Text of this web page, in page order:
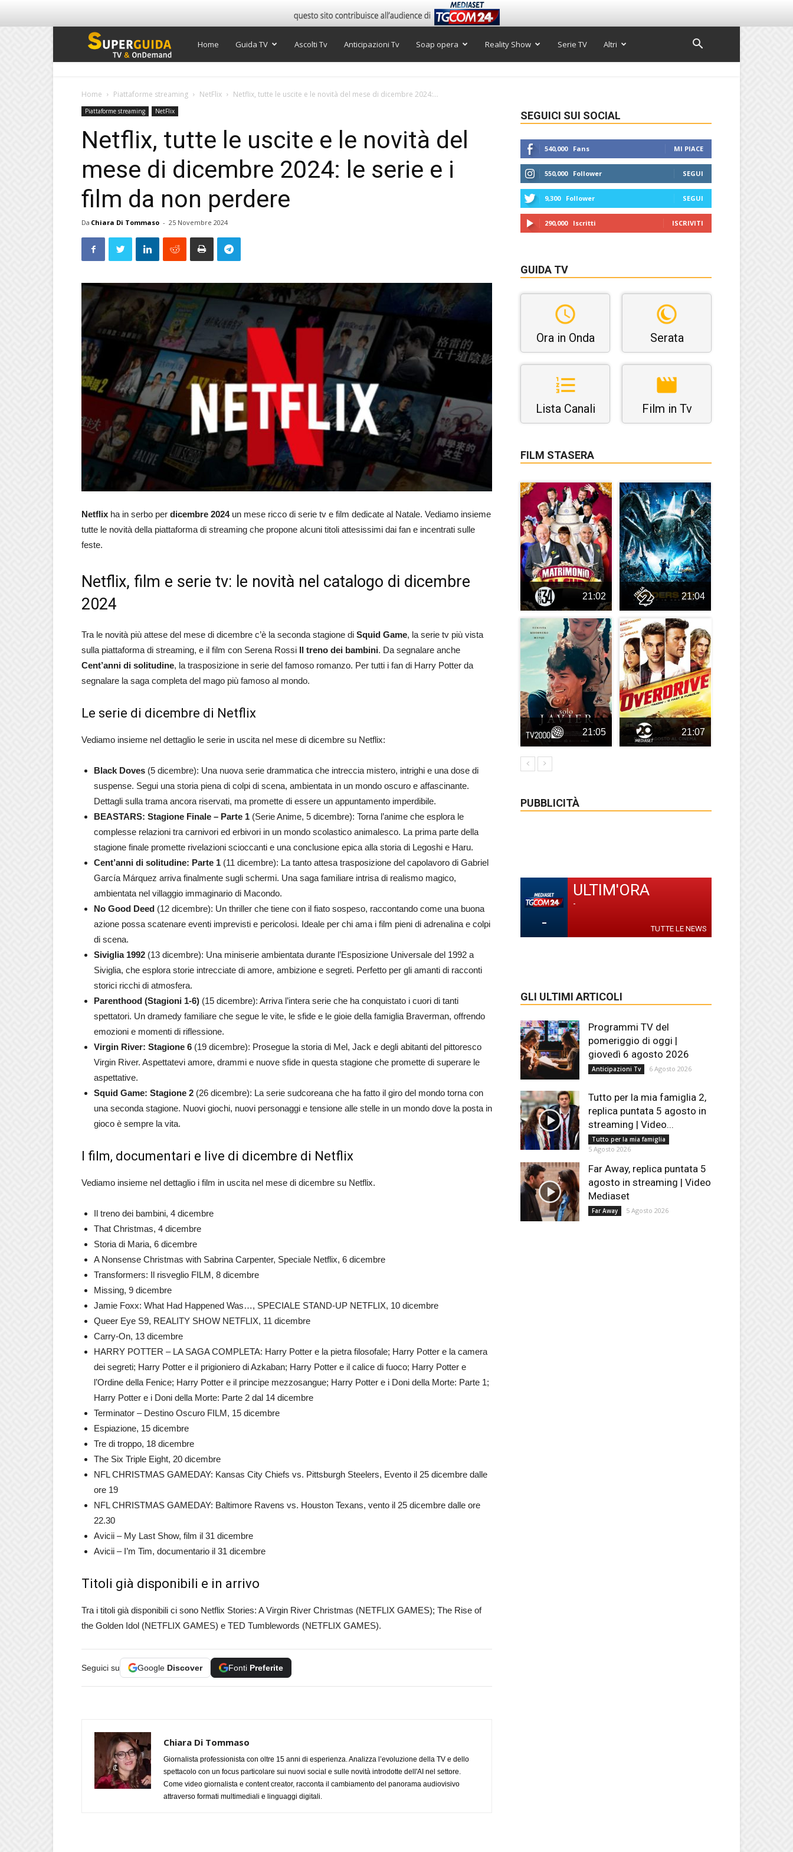
Super
Home Guida TV Ascolti Tv Anticipazioni Tv Soap opera Reality Show Serie TV Altri
Home Piattaforme streaming NetFlix Netflix, tutte le uscite e le novità del mese di dicembre 2024:...
Piattaforme streaming NetFlix
Netflix, tutte le uscite e le novità del
mese di dicembre 2024: le serie e i
film da non perdere
Da Chiara Di Tommaso - 25 Novembre 2024
Netflix ha in serbo per dicembre 2024un mese ricco di serie tv e film dedicate al Natale. Vediamo insieme
tutte le novità della piattaforma di streaming che propone alcuni titoli attesissimi dai fan e incentrati sulle
feste.
Netflix, film e serie tv: le novità nel catalogo di dicembre
2024
Tra le novità più attese del mese di dicembre c’è la seconda stagione di Squid Game, la serie tv più vista
sulla piattaforma di streaming, e il film con Serena Rossi Il treno dei bambini. Da segnalare anche
Cent’anni di solitudine, la trasposizione in serie del famoso romanzo. Per tutti i fan di Harry Potter da
segnalare la saga completa del mago più famoso al mondo.
Le serie di dicembre di Netflix
Vediamo insieme nel dettaglio le serie in uscita nel mese di dicembre su Netflix:
Black Doves (5 dicembre): Una nuova serie drammatica che intreccia mistero, intrighi e una dose di
suspense. Segui una storia piena di colpi di scena, ambientata in un mondo oscuro e affascinante.
Dettagli sulla trama ancora riservati, ma promette di essere un appuntamento imperdibile.
BEASTARS: Stagione Finale – Parte 1 (Serie Anime, 5 dicembre): Torna l’anime che esplora le
complesse relazioni tra carnivori ed erbivori in un mondo scolastico animalesco. La prima parte della
stagione finale promette rivelazioni scioccanti e una conclusione epica alla storia di Legoshi e Haru.
Cent’anni di solitudine: Parte 1 (11 dicembre): La tanto attesa trasposizione del capolavoro di Gabriel
García Márquez arriva finalmente sugli schermi. Una saga familiare intrisa di realismo magico,
ambientata nel villaggio immaginario di Macondo.
No Good Deed (12 dicembre): Un thriller che tiene con il fiato sospeso, raccontando come una buona
azione possa scatenare eventi imprevisti e pericolosi. Ideale per chi ama i film pieni di adrenalina e colpi
di scena.
Siviglia 1992 (13 dicembre): Una miniserie ambientata durante l’Esposizione Universale del 1992 a
Siviglia, che esplora storie intrecciate di amore, ambizione e segreti. Perfetto per gli amanti di racconti
storici ricchi di atmosfera.
Parenthood (Stagioni 1-6) (15 dicembre): Arriva l’intera serie che ha conquistato i cuori di tanti
spettatori. Un dramedy familiare che segue le vite, le sfide e le gioie della famiglia Braverman, offrendo
emozioni e momenti di riflessione.
Virgin River: Stagione 6 (19 dicembre): Prosegue la storia di Mel, Jack e degli abitanti del pittoresco
Virgin River. Aspettatevi amore, drammi e nuove sfide in questa stagione che promette di superare le
aspettative.
Squid Game: Stagione 2 (26 dicembre): La serie sudcoreana che ha fatto il giro del mondo torna con
una seconda stagione. Nuovi giochi, nuovi personaggi e tensione alle stelle in un mondo dove la posta in
gioco è sempre la vita.
I film, documentari e live di dicembre di Netflix
Vediamo insieme nel dettaglio i film in uscita nel mese di dicembre su Netflix.
Il treno dei bambini, 4 dicembre
That Christmas, 4 dicembre
Storia di Maria, 6 dicembre
A Nonsense Christmas with Sabrina Carpenter, Speciale Netflix, 6 dicembre
Transformers: Il risveglio FILM, 8 dicembre
Missing, 9 dicembre
Jamie Foxx: What Had Happened Was…, SPECIALE STAND-UP NETFLIX, 10 dicembre
Queer Eye S9, REALITY SHOW NETFLIX, 11 dicembre
Carry-On, 13 dicembre
HARRY POTTER – LA SAGA COMPLETA: Harry Potter e la pietra filosofale; Harry Potter e la camera
dei segreti; Harry Potter e il prigioniero di Azkaban; Harry Potter e il calice di fuoco; Harry Potter e
l’Ordine della Fenice; Harry Potter e il principe mezzosangue; Harry Potter e i Doni della Morte: Parte 1;
Harry Potter e i Doni della Morte: Parte 2 dal 14 dicembre
Terminator – Destino Oscuro FILM, 15 dicembre
Espiazione, 15 dicembre
Tre di troppo, 18 dicembre
The Six Triple Eight, 20 dicembre
NFL CHRISTMAS GAMEDAY: Kansas City Chiefs vs. Pittsburgh Steelers, Evento il 25 dicembre dalle
ore 19
NFL CHRISTMAS GAMEDAY: Baltimore Ravens vs. Houston Texans, vento il 25 dicembre dalle ore
22.30
Avicii – My Last Show, film il 31 dicembre
Avicii – I’m Tim, documentario il 31 dicembre
Titoli già disponibili e in arrivo
Tra i titoli già disponibili ci sono Netflix Stories: A Virgin River Christmas (NETFLIX GAMES); The Rise of
the Golden Idol (NETFLIX GAMES) e TED Tumblewords (NETFLIX GAMES).
Seguici su Google Discover Fonti Preferite
Chiara Di Tommaso
Giornalista professionista con oltre 15 anni di esperienza. Analizza l’evoluzione della TV e dello
spettacolo con un focus particolare sui nuovi social e sulle novità introdotte dell'AI nel settore.
Come video giornalista e content creator, racconta il cambiamento del panorama audiovisivo
attraverso formati multimediali e linguaggi digitali.
SEGUICI SUI SOCIAL
540,000 Fans MI PIACE
550,000 Follower SEGUI
9,300 Follower SEGUI
290,000 Iscritti ISCRIVITI
GUIDA TV
Ora in Onda Serata
Lista Canali Film in Tv
FILM STASERA
21:02 21:04
21:05 21:07
PUBBLICITÀ
-
ULTIM'ORA
-
TUTTE LE NEWS
GLI ULTIMI ARTICOLI
Programmi TV del
pomeriggio di oggi |
giovedì 6 agosto 2026
Anticipazioni Tv 6 Agosto 2026
Tutto per la mia famiglia 2,
replica puntata 5 agosto in
streaming | Video...
Tutto per la mia famiglia
5 Agosto 2026
Far Away, replica puntata 5
agosto in streaming | Video
Mediaset
Far Away 5 Agosto 2026